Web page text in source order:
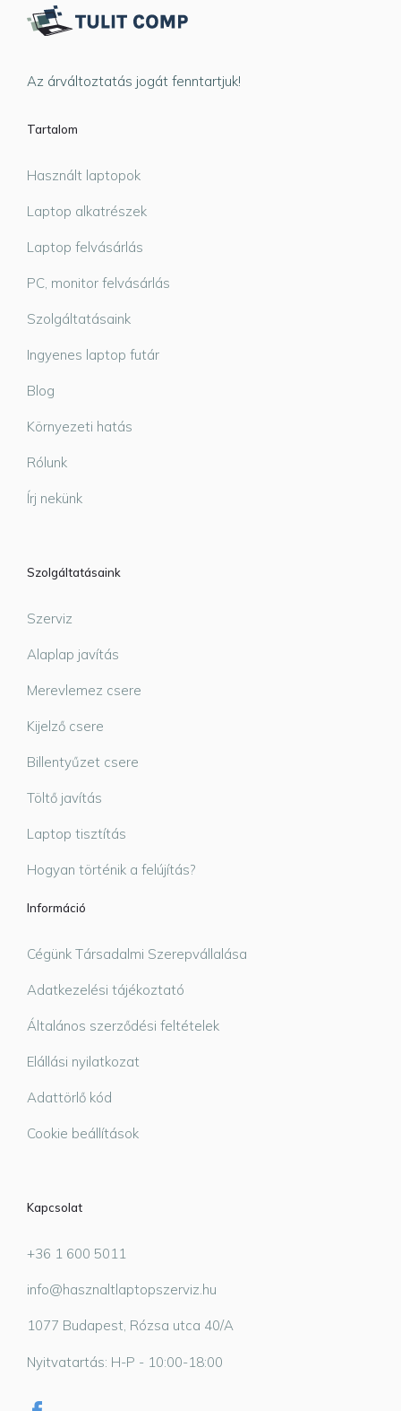
Az árváltoztatás jogát fenntartjuk!
Tartalom
Használt laptopok
Laptop alkatrészek
Laptop felvásárlás
PC, monitor felvásárlás
Szolgáltatásaink
Ingyenes laptop futár
Blog
Környezeti hatás
Rólunk
Írj nekünk
Szolgáltatásaink
Szerviz
Alaplap javítás
Merevlemez csere
Kijelző csere
Billentyűzet csere
Töltő javítás
Laptop tisztítás
Hogyan történik a felújítás?
Információ
Cégünk Társadalmi Szerepvállalása
Adatkezelési tájékoztató
Általános szerződési feltételek
Elállási nyilatkozat
Adattörlő kód
Cookie beállítások
Kapcsolat
+36 1 600 5011
info@hasznaltlaptopszerviz.hu
1077 Budapest, Rózsa utca 40/A
Nyitvatartás: H-P - 10:00-18:00